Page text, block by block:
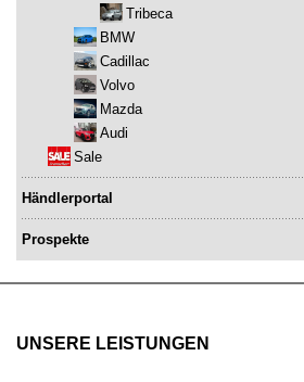
Tribeca
BMW
Cadillac
Volvo
Mazda
Audi
Sale
Händlerportal
Prospekte
UNSERE LEISTUNGEN